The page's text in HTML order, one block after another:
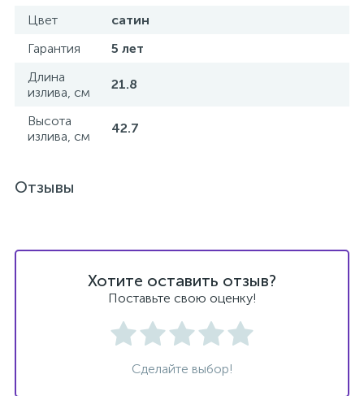
Цвет
сатин
Гарантия
5 лет
Длина
излива, см
21.8
Высота
излива, см
42.7
Отзывы
Хотите оставить отзыв?
Поставьте свою оценку!
Сделайте выбор!